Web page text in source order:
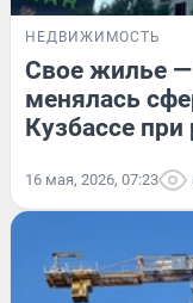
НЕДВИЖИМОСТЬ
Свое жилье —
менялась
Кузбассе при
16 мая, 2026, 07:23